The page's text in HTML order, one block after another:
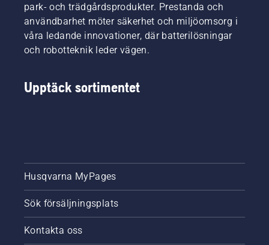
park- och trädgårdsprodukter. Prestanda och
användbarhet möter säkerhet och miljöomsorg i
våra ledande innovationer, där batterilösningar
och robotteknik leder vägen.
Upptäck sortimentet
Husqvarna MyPages
Sök försäljningsplats
Kontakta oss